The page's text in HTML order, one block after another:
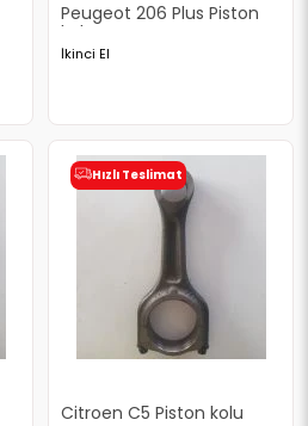
Peugeot 206 Plus Piston
kolu
İkinci El
Hızlı Teslimat
Citroen C5 Piston kolu